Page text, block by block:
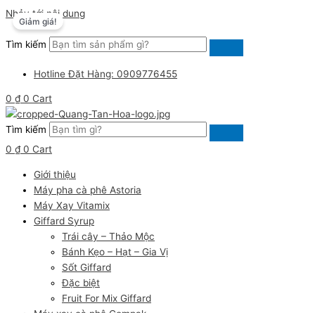
Nhảy tới nội dung
Tìm kiếm
Hotline Đặt Hàng: 0909776455
0 ₫ 0 Cart
Tìm kiếm
0 ₫ 0 Cart
Giới thiệu
Máy pha cà phê Astoria
Máy Xay Vitamix
Giffard Syrup
Trái cây – Thảo Mộc
Bánh Kẹo – Hạt – Gia Vị
Sốt Giffard
Đặc biệt
Fruit For Mix Giffard
Giảm giá!